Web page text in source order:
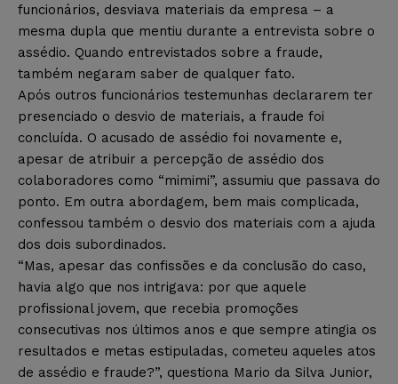
funcionários, desviava materiais da empresa – a
mesma dupla que mentiu durante a entrevista sobre o
assédio. Quando entrevistados sobre a fraude,
também negaram saber de qualquer fato.
Após outros funcionários testemunhas declararem ter
presenciado o desvio de materiais, a fraude foi
concluída. O acusado de assédio foi novamente e,
apesar de atribuir a percepção de assédio dos
colaboradores como “mimimi”, assumiu que passava do
ponto. Em outra abordagem, bem mais complicada,
confessou também o desvio dos materiais com a ajuda
dos dois subordinados.
“Mas, apesar das confissões e da conclusão do caso,
havia algo que nos intrigava: por que aquele
profissional jovem, que recebia promoções
consecutivas nos últimos anos e que sempre atingia os
resultados e metas estipuladas, cometeu aqueles atos
de assédio e fraude?”, questiona Mario da Silva Junior,